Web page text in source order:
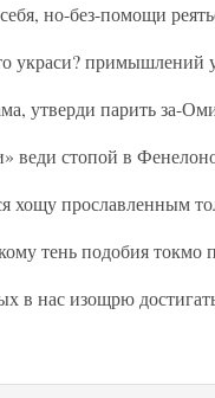
но-без-помощи
украси? примышлений
утверди парить за-
веди стопой в
хощу прославленным
тень подобия токмо
в нас изощрю